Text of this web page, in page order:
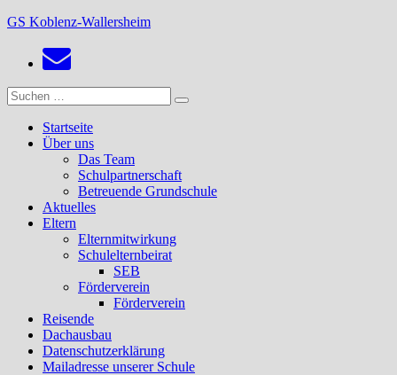
Zum
springen
GS Koblenz-Wallersheim
Suchen
nach:
Suchen
Startseite
Über uns
Das Team
Schulpartnerschaft
Betreuende Grundschule
Aktuelles
Eltern
Elternmitwirkung
Schulelternbeirat
SEB
Förderverein
Förderverein
Reisende
Dachausbau
Datenschutzerklärung
Mailadresse unserer Schule